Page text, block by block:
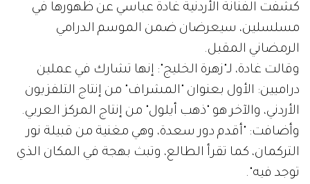
كشفت الفنانة الأردنية غادة عباسي عن ظهورها في
مسلسلين، سيعرضان ضمن الموسم الدرامي
الرمضاني المقبل.
وقالت غادة، لـ"زهرة الخليج": إنها تشارك في عملين
دراميين: الأول بعنوان "المشراف" من إنتاج التلفزيون
الأردني، والآخر هو "ذهب أيلول" من إنتاج المركز العربي.
وأضافت: "أقدم دور سعدة، وهي مغنية من قبيلة نور
التركمان، كما تقرأ الطالع، وتبث بهجة في المكان الذي
توجد فيه".